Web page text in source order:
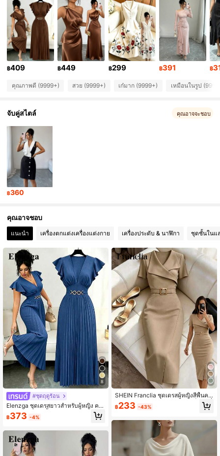
4.89 3M ผู้ติดตาม
4.89 3M ผู้ติดตาม
฿409 ฿449 ฿299 ฿391 ฿
คุณภาพดี (9999+) สวย (9999+) เก๋มาก (9999+) เหมือนในรูป
จับคู่สไตล์ คุณอาจจะชอบ
฿360
คุณอาจชอบ
แนะนำ เครื่องตกแต่งเครื่องแต่งกาย เครื่องประดับ & นาฬิกา ชุดชั้นในแ
8
#ชุดฤดูร้อน
Elenzga ชุดเดรสยาวสำหรับผู้หญิง คอ
วี แขนระบาย สีพื้น ตกแต่งโลหะ กระดุม
จีบ ดีไซน์หรูหรา สำหรับงานปาร์ตี้ วันห
฿373 -4%
SHEIN Franclia ชุดเดรสผู้หญิงสีพื้นคว
ามยาวกลางตัว พร้อมดีไซน์หัวเข็มขัดสี่
เหลี่ยมโลหะ ชุดสตรีทคอมมิวท์เดทที่หรู
ใบไม้ผลิ/ฤดูร้อน ใหม่ อเนกประสงค์สำห
รับการออกไปข้างนอก การรวมตัว งาน
ปาร์ตี้ สีเขียว ฤดูใบไม้ผลิช่วงต้น แขนสั้
น คอไม่สมมาตร พร้อมเข็มขัด
฿233 -43%